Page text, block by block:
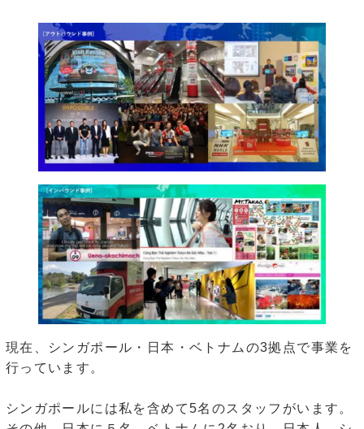
現在、シンガポール・日本・ベトナムの3拠点で事業を
行っています。
シンガポールには私を含めて5名のスタッフがいます。